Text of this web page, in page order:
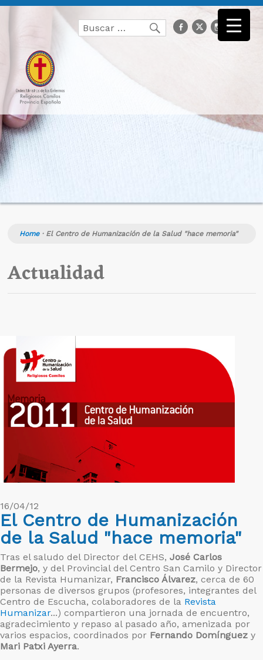
Buscar
por:
Buscarfacebook
Twitter
Home· El Centro de Humanización de la Salud "hace memoria"
Actualidad
16/04/12
El Centro de Humanización
de la Salud "hace memoria"
Tras el saludo del Director del CEHS, José Carlos
Bermejo, y del Provincial del Centro San Camilo y Director
de la Revista Humanizar, Francisco Álvarez, cerca de 60
personas de diversos grupos (profesores, integrantes del
Centro de Escucha, colaboradores de la Revista
Humanizar...) compartieron una jornada de encuentro,
agradecimiento y repaso al pasado año, amenizada por
varios espacios, coordinados por Fernando Domínguez y
Mari Patxi Ayerra.